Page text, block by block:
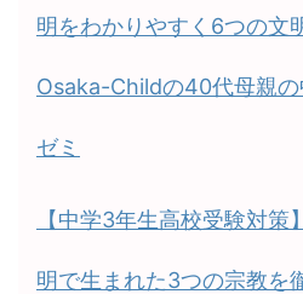
明をわかりやすく6つの文
Osaka-Childの40代母親
ゼミ
【中学3年生高校受験対策
明で生まれた3つの宗教を